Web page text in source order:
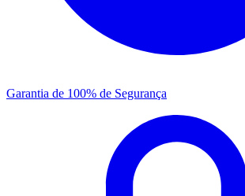
Garantia de 100% de Segurança